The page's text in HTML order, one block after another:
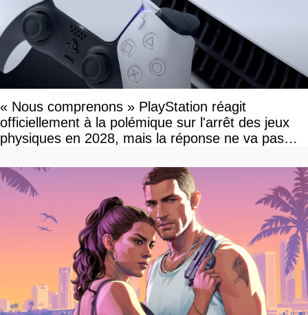
« Nous comprenons » PlayStation réagit
officiellement à la polémique sur l'arrêt des jeux
physiques en 2028, mais la réponse ne va pas